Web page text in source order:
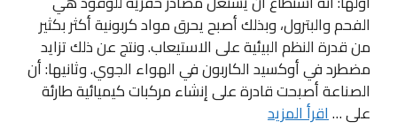
الفحم والبترول، وبذلك أصبح يحرق مواد كربونية أكثر بكثير
من قدرة النظم البيئية على الاستيعاب. ونتج عن ذلك تزايد
مضطرد في أوكسيد الكاربون في الهواء الجوي. وثانيها: أن
الصناعة أصبحت قادرة على إنشاء مركبات كيميائية طارئة
على …اقرأ المزيد